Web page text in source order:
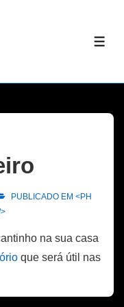
PUBLICADO EM <PH
na sua casa
que será útil nas